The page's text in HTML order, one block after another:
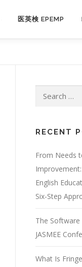
医英検 EPEMP
Search
RECENT
From Needs
English
Six-Step
The
JASMEE
What Is